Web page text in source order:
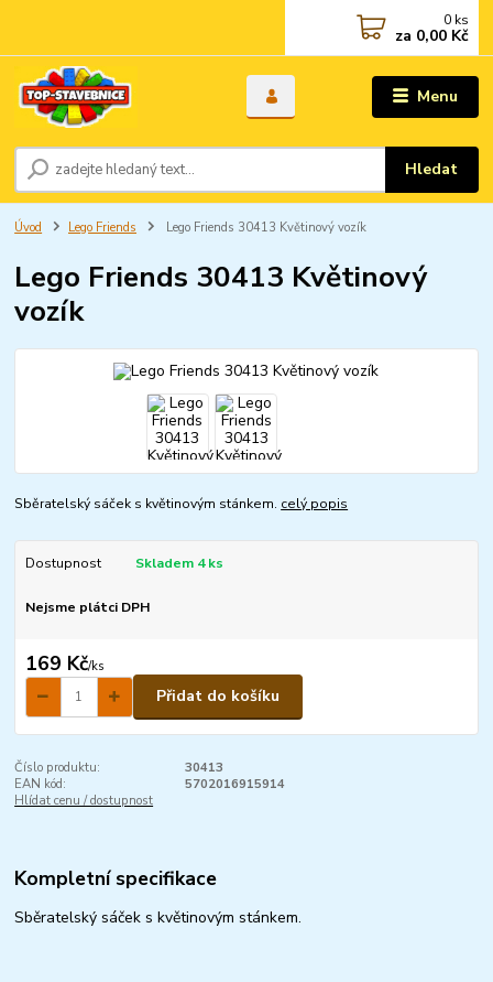
Menu
Hledat
0 ks
za 0,00 Kč
Úvod Lego Friends Lego Friends 30413 Květinový vozík
Lego Friends 30413 Květinový
vozík
Sběratelský sáček s květinovým stánkem. celý popis
Dostupnost Skladem 4 ks
Nejsme plátci DPH
169 Kč/ks
Přidat do košíku
Číslo produktu:
30413
EAN kód:
5702016915914
Hlídat cenu / dostupnost
Kompletní specifikace
Sběratelský sáček s květinovým stánkem.